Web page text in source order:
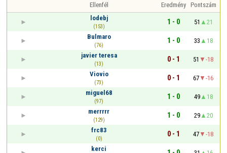
Ellenfél Eredmény Pontszám
lodebj
(153)
1 - 0 51
21
Bulmaro
(76)
1 - 0 33
18
javier teresa
(13)
0 - 1 51
-18
Viovio
(73)
0 - 1 67
-16
miguel68
(97)
1 - 0 49
18
merrrrr
(129)
1 - 0 29
20
frc83
(0)
0 - 1 47
-18
kerci